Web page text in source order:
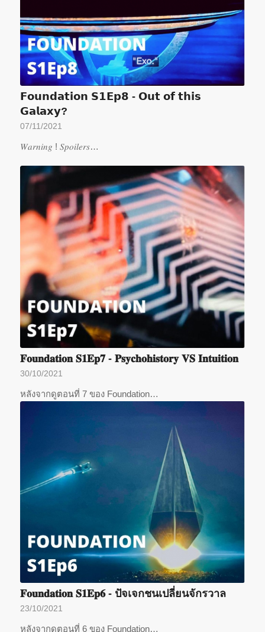
𝗙𝗼𝘂𝗻𝗱𝗮𝘁𝗶𝗼𝗻 𝗦𝟭𝗘𝗽𝟴 - 𝗢𝘂𝘁 𝗼𝗳 𝘁𝗵𝗶𝘀
𝗚𝗮𝗹𝗮𝘅𝘆?
07/11/2021
𝑊𝑎𝑟𝑛𝑖𝑛𝑔 ! 𝑆𝑝𝑜𝑖𝑙𝑒𝑟𝑠…
𝐅𝐨𝐮𝐧𝐝𝐚𝐭𝐢𝐨𝐧 𝐒𝟏𝐄𝐩𝟕 - 𝐏𝐬𝐲𝐜𝐡𝐨𝐡𝐢𝐬𝐭𝐨𝐫𝐲 𝐕𝐒 𝐈𝐧𝐭𝐮𝐢𝐭𝐢𝐨𝐧
30/10/2021
หลังจากดูตอนที่ 7 ของ Foundation…
𝐅𝐨𝐮𝐧𝐝𝐚𝐭𝐢𝐨𝐧 𝐒𝟏𝐄𝐩𝟔 - ปัจเจกชนเปลี่ยนจักรวาล
23/10/2021
หลังจากดูตอนที่ 6 ของ Foundation…